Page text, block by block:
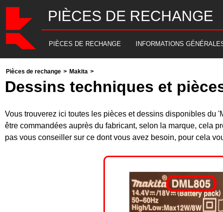
PIÈCES DE RECHANGE
PIÈCES DE RECHANGE INFORMATIONS
Pièces de rechange > Makita >
Dessins techniques et
Vous trouverez ici toutes les pièces et dessins disponibles du
être commandées auprès du fabricant, selon la marque, cela
pas vous conseiller sur ce dont vous avez besoin, pour cela